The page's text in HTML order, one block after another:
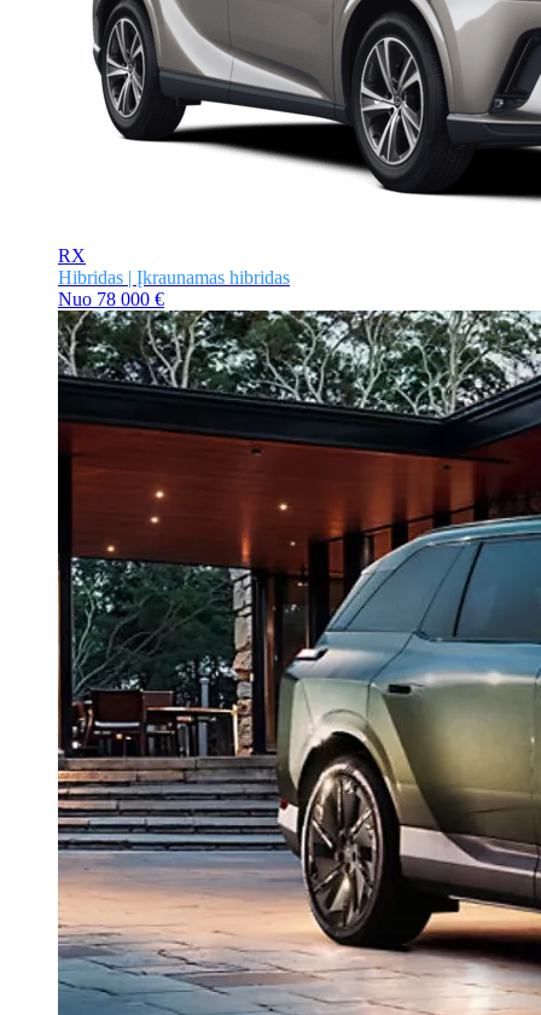
RX
Hibridas | Įkraunamas hibridas
Nuo 78 000 €